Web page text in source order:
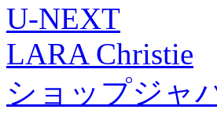
U-NEXT
LARA Christie
ショップジャ